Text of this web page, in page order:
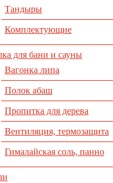
Тандыры
Комплектующие
для бани и сауны
Вагонка липа
Полок абаш
Пропитка для дерева
Вентиляция, термозащита
Гималайская соль, панно